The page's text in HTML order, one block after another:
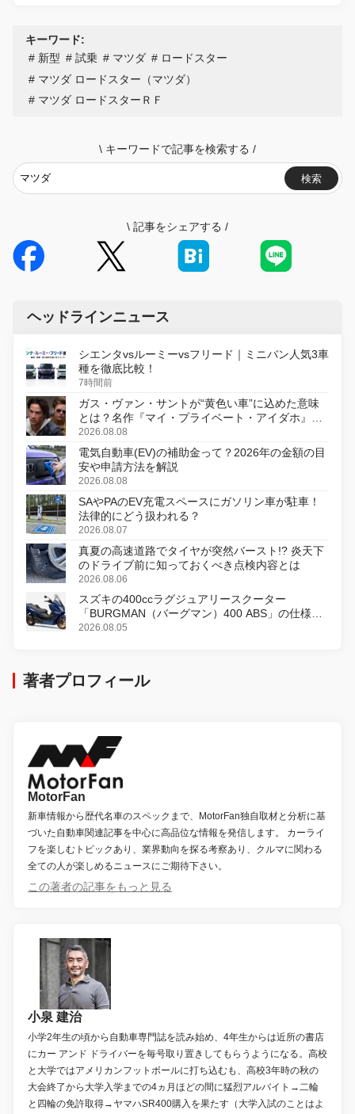
キーワード:
新型
試乗 マツダ
ロードスター
マツダ ロードスター（マツダ）
マツダ ロードスターＲＦ
\ キーワードで記事を検索する /
検索
\ 記事をシェアする /
ヘッドラインニュース
シエンタvsルーミーvsフリード｜ミニバン人気3車
種を徹底比較！
7時間前
ガス・ヴァン・サントが“黄色い車”に込めた意味
とは？名作『マイ・プライベート・アイダホ』が
初のデジタルリマスター版で復活
2026.08.08
電気自動車(EV)の補助金って？2026年の金額の目
安や申請方法を解説
2026.08.08
SAやPAのEV充電スペースにガソリン車が駐車！
法律的にどう扱われる？
2026.08.07
真夏の高速道路でタイヤが突然バースト!? 炎天下
のドライブ前に知っておくべき点検内容とは
2026.08.06
スズキの400ccラグジュアリースクーター
「BURGMAN（バーグマン）400 ABS」の仕様を
変更し、8月18日に発売
2026.08.05
著者プロフィール
MotorFan
新車情報から歴代名車のスペックまで、MotorFan独自取材と分析に基
づいた自動車関連記事を中心に高品位な情報を発信します。 カーライ
フを楽しむトピックあり、業界動向を探る考察あり、クルマに関わる
全ての人が楽しめるニュースにご期待下さい。
この著者の記事をもっと見る
小泉 建治
小学2年生の頃から自動車専門誌を読み始め、4年生からは近所の書店
にカー アンド ドライバーを毎号取り置きしてもらうようになる。高校
と大学ではアメリカンフットボールに打ち込むも、高校3年時の秋の
大会終了から大学入学までの4ヵ月ほどの間に猛烈アルバイト→二輪
と四輪の免許取得→ヤマハSR400購入を果たす（大学入試のことはよ